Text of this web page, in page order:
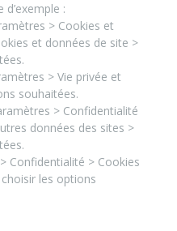
:
> Cookies et
et données de site >
> Vie privée et
souhaitées.
> Confidentialité
données des sites >
Confidentialité > Cookies
les options